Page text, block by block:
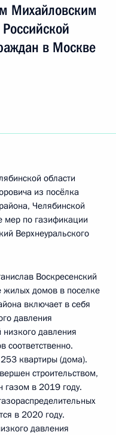
Михайловским
в Москве
области
из посёлка
Челябинской
мер по газификации
Верхнеуральского
Воскресенский
жилых домов в поселке
включает в себя
давления
низкого давления
соответственно.
квартиры (дома).
строительством,
газом в 2019 году.
в 2020 году.
давления